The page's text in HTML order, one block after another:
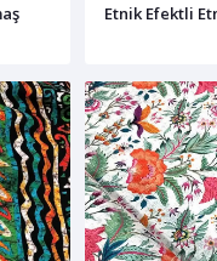
Etnik Efektli